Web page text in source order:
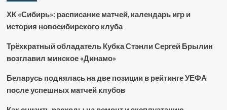
ХК «Сибирь»: расписание матчей, календарь игр и
история новосибирского клуба
Трёхкратный обладатель Кубка Стэнли Сергей Брылин
возглавил минское «Динамо»
Беларусь поднялась на две позиции в рейтинге УЕФА
после успешных матчей клубов